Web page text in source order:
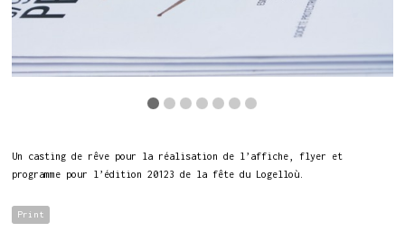
Un casting de rêve pour la réalisation de l’affiche, flyer et
programme pour l’édition 20123 de la fête du Logelloù.
Print